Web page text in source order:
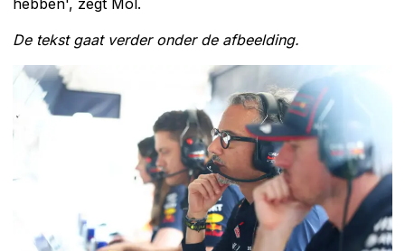
De tekst gaat verder onder de afbeelding.